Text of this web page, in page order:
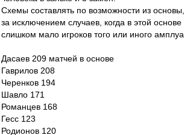
Схемы составлять по возможности из основы,
за исключением случаев, когда в этой основе
слишком мало игроков того или иного амплуа
Дасаев 209 матчей в основе
Гаврилов 208
Черенков 194
Шавло 171
Романцев 168
Гесс 123
Родионов 120